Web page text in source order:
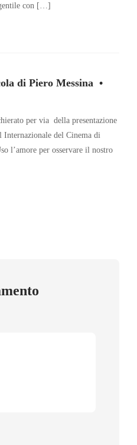
con […]
di Piero Messina •
per via della presentazione
del Cinema di
l’amore per osservare il nostro